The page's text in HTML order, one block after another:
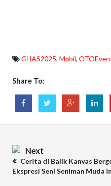
GIIAS2025, Mobil,
Share To:
Next
Cerita di Balik Kanvas
Ekspresi Seni Seniman Muda